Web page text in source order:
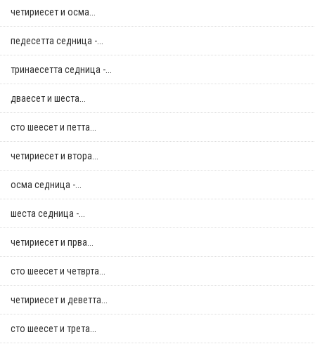
четириесет и осма...
педесетта седница -...
тринаесетта седница -...
дваесет и шеста...
сто шеесет и петта...
четириесет и втора...
осма седница -...
шеста седница -...
четириесет и прва...
сто шеесет и четврта...
четириесет и деветта...
сто шеесет и трета...